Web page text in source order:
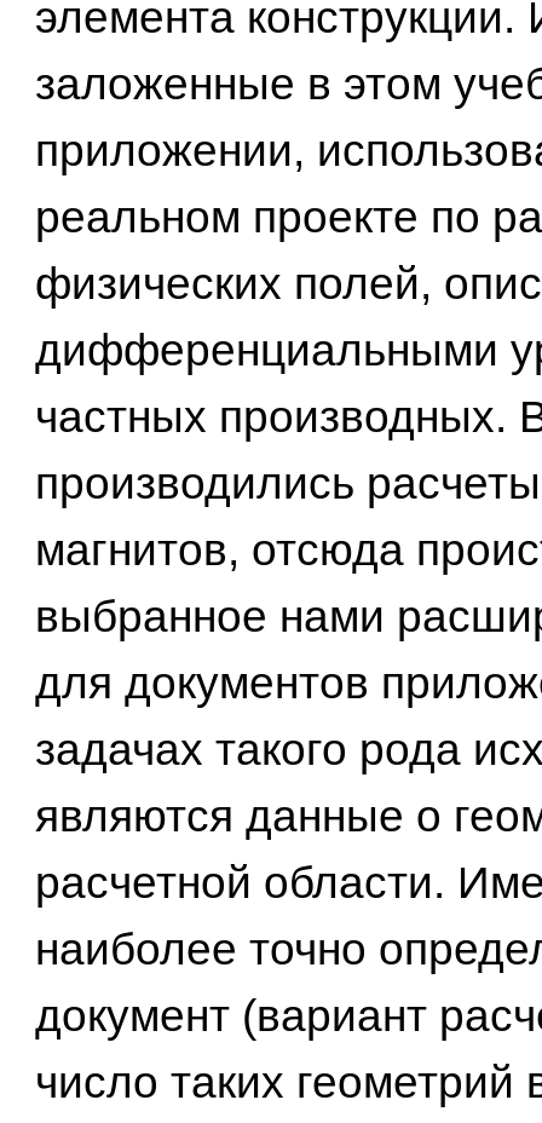
элемента конструкции.
заложенные в этом
приложении,
реальном проекте по
физических полей,
дифференциальными
частных производных.
производились
магнитов, отсюда
выбранное нами
для документов
задачах такого рода
являются данные о
расчетной области.
наиболее точно
документ (вариант
число таких геометрий